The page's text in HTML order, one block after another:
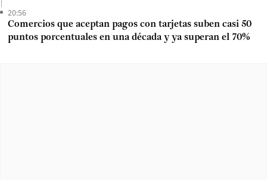
20:56
Comercios que aceptan pagos con tarjetas suben casi 50
puntos porcentuales en una década y ya superan el 70%